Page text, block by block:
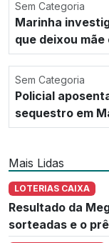
Sem Categoria
Marinha
que deixou
Sem Categoria
Policial
sequestro em
Mais Lidas
LOTERIAS CAIXA
Resultado da
sorteadas e o